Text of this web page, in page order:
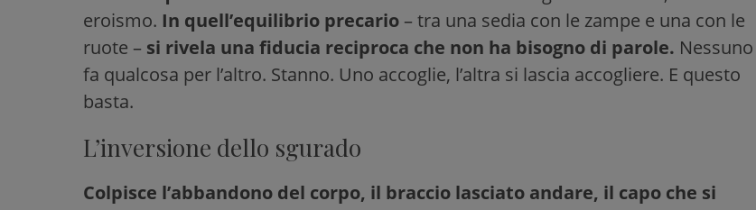
eroismo. In quell’equilibrio precario – tra una sedia con le zampe e una con le
ruote – si rivela una fiducia reciproca che non ha bisogno di parole. Nessuno
fa qualcosa per l’altro. Stanno. Uno accoglie, l’altra si lascia accogliere. E questo
basta.
L’inversione dello sgurado
Colpisce l’abbandono del corpo, il braccio lasciato andare, il capo che si